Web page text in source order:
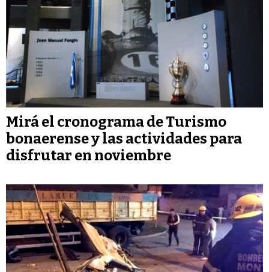
Mirá el cronograma de Turismo
bonaerense y las actividades para
disfrutar en noviembre